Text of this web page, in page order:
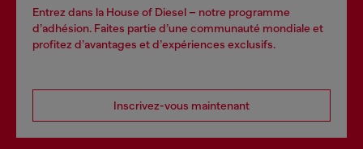
Entrez dans la House of Diesel – notre programme
d’adhésion. Faites partie d’une communauté mondiale et
profitez d’avantages et d’expériences exclusifs.
Inscrivez-vous maintenant